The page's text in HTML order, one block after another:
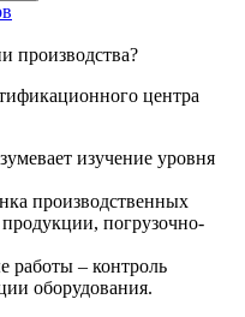
производства?
центра
изучение уровня
производственных
погрузочно-
работы – контроль
оборудования.